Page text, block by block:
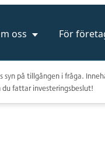
oss För
på tillgången i fråga.
fattar investeringsbeslut!